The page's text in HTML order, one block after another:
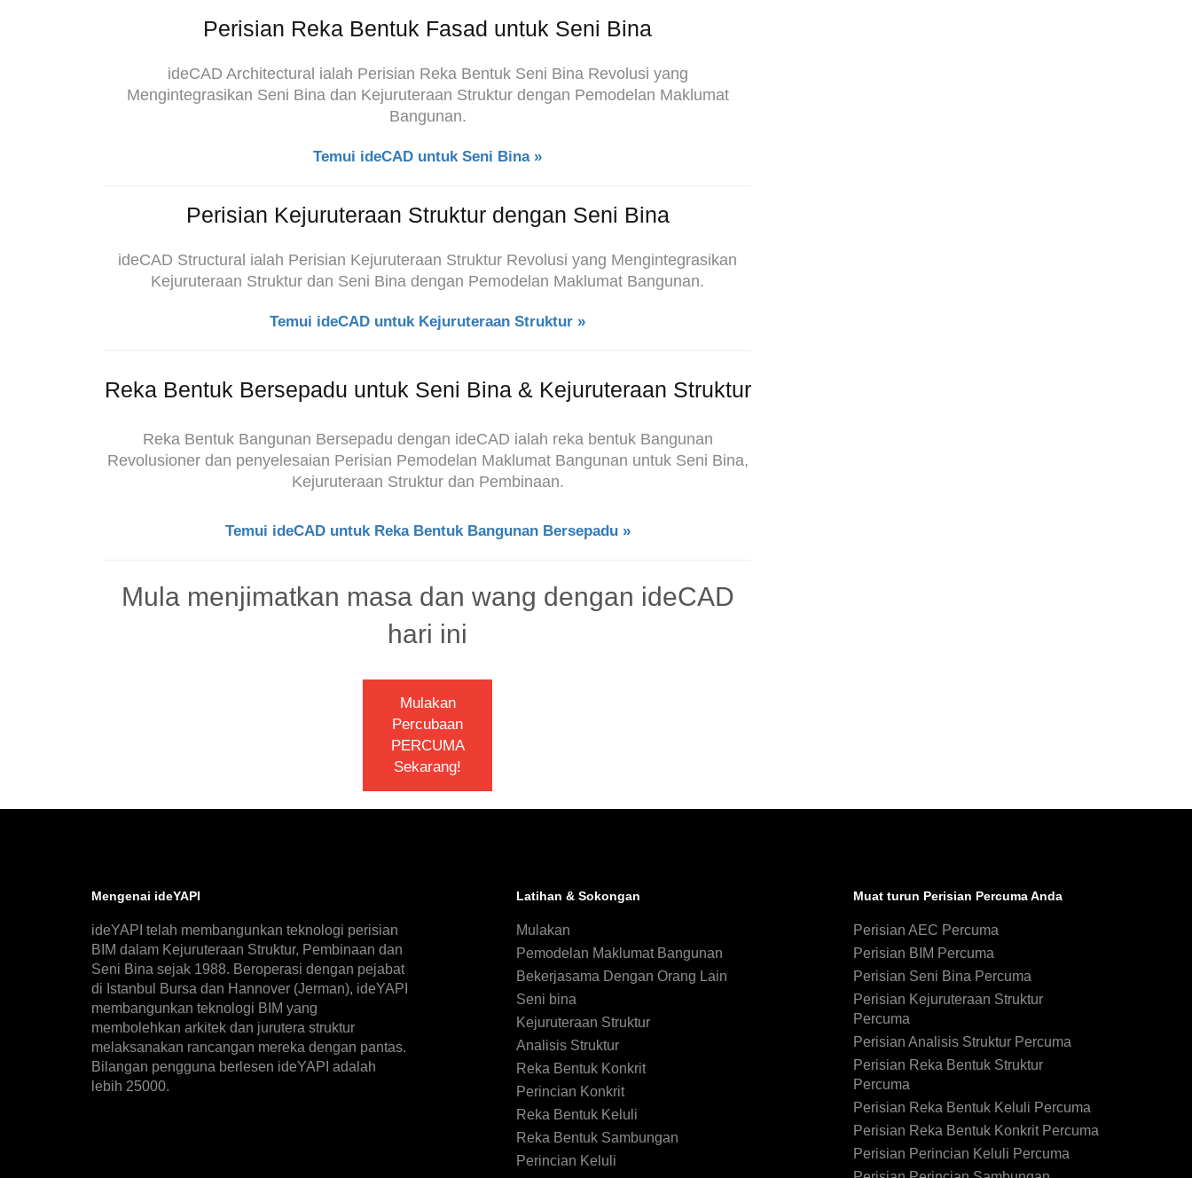
Perisian Reka Bentuk Fasad untuk Seni Bina
ideCAD Architectural ialah Perisian Reka Bentuk Seni Bina Revolusi yang
Mengintegrasikan Seni Bina dan Kejuruteraan Struktur dengan Pemodelan Maklumat
Bangunan.
Temui ideCAD untuk Seni Bina »
Perisian Kejuruteraan Struktur dengan Seni Bina
ideCAD Structural ialah Perisian Kejuruteraan Struktur Revolusi yang Mengintegrasikan
Kejuruteraan Struktur dan Seni Bina dengan Pemodelan Maklumat Bangunan.
Temui ideCAD untuk Kejuruteraan Struktur »
Reka Bentuk Bersepadu untuk Seni Bina & Kejuruteraan Struktur
Reka Bentuk Bangunan Bersepadu dengan ideCAD ialah reka bentuk Bangunan
Revolusioner dan penyelesaian Perisian Pemodelan Maklumat Bangunan untuk Seni Bina,
Kejuruteraan Struktur dan Pembinaan.
Temui ideCAD untuk Reka Bentuk Bangunan Bersepadu »
Mula menjimatkan masa dan wang dengan ideCAD
hari ini
Mulakan
Percubaan
PERCUMA
Sekarang!
Mengenai ideYAPI
ideYAPI telah membangunkan teknologi perisian
BIM dalam Kejuruteraan Struktur, Pembinaan dan
Seni Bina sejak 1988. Beroperasi dengan pejabat
di Istanbul Bursa dan Hannover (Jerman), ideYAPI
membangunkan teknologi BIM yang
membolehkan arkitek dan jurutera struktur
melaksanakan rancangan mereka dengan pantas.
Bilangan pengguna berlesen ideYAPI adalah
lebih 25000.
Latihan & Sokongan
Mulakan
Pemodelan Maklumat Bangunan
Bekerjasama Dengan Orang Lain
Seni bina
Kejuruteraan Struktur
Analisis Struktur
Reka Bentuk Konkrit
Perincian Konkrit
Reka Bentuk Keluli
Reka Bentuk Sambungan
Perincian Keluli
Muat turun Perisian Percuma Anda
Perisian AEC Percuma
Perisian BIM Percuma
Perisian Seni Bina Percuma
Perisian Kejuruteraan Struktur
Percuma
Perisian Analisis Struktur Percuma
Perisian Reka Bentuk Struktur
Percuma
Perisian Reka Bentuk Keluli Percuma
Perisian Reka Bentuk Konkrit Percuma
Perisian Perincian Keluli Percuma